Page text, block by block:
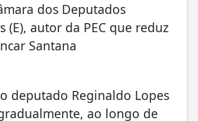
dos Deputados
(E), autor da PEC que reduz
Santana
deputado Reginaldo Lopes
ao longo de